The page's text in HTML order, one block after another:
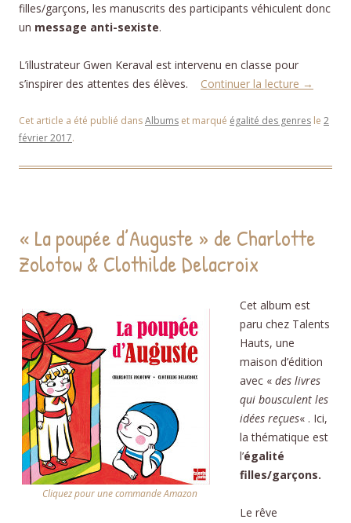
filles/garçons, les manuscrits des participants véhiculent donc
un message anti-sexiste.
L’illustrateur Gwen Keraval est intervenu en classe pour
s’inspirer des attentes des élèves. Continuer la lecture →
Cet article a été publié dansAlbums et marqué égalité des genres le 2
février 2017.
« La poupée d’Auguste » de Charlotte
Zolotow & Clothilde Delacroix
Cliquez pour une commande Amazon
Cet album est
paru chez Talents
Hauts, une
maison d’édition
avec « des livres
qui bousculent les
idées reçues« . Ici,
la thématique est
l’égalité
filles/garçons.
Le rêve